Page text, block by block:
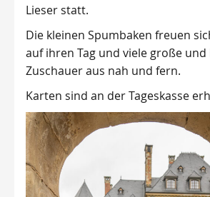
Lieser statt.
Die kleinen Spumbaken freuen
auf ihren Tag und viele große und
Zuschauer aus nah und fern.
Karten sind an der Tageskasse